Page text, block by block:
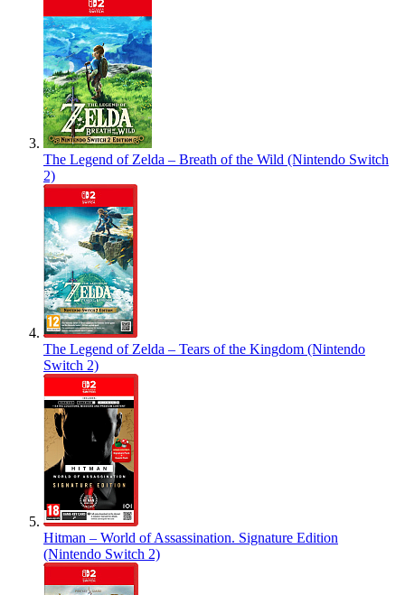
The Legend of Zelda – Breath of the Wild (Nintendo Switch
2)
The Legend of Zelda – Tears of the Kingdom (Nintendo
Switch 2)
Hitman – World of Assassination. Signature Edition
(Nintendo Switch 2)